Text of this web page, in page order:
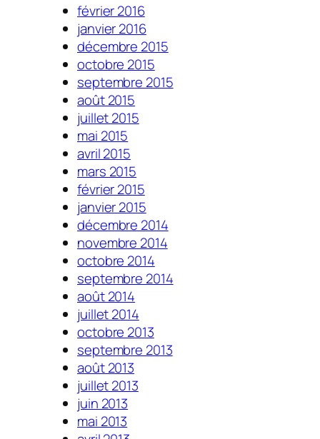
février 2016
janvier 2016
décembre 2015
octobre 2015
septembre 2015
août 2015
juillet 2015
mai 2015
avril 2015
mars 2015
février 2015
janvier 2015
décembre 2014
novembre 2014
octobre 2014
septembre 2014
août 2014
juillet 2014
octobre 2013
septembre 2013
août 2013
juillet 2013
juin 2013
mai 2013